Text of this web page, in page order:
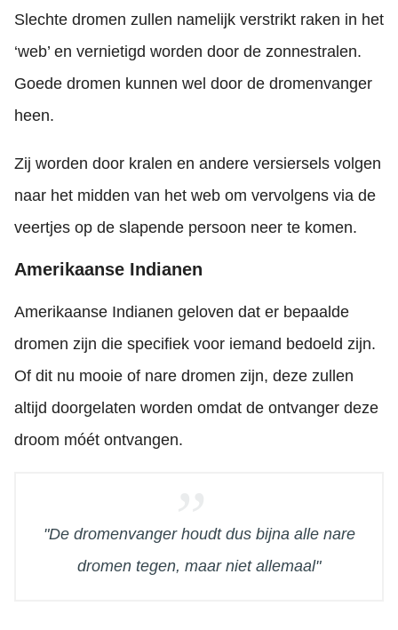
Slechte dromen zullen namelijk verstrikt raken in het
‘web’ en vernietigd worden door de zonnestralen.
Goede dromen kunnen wel door de dromenvanger
heen.
Zij worden door kralen en andere versiersels volgen
naar het midden van het web om vervolgens via de
veertjes op de slapende persoon neer te komen.
Amerikaanse Indianen
Amerikaanse Indianen geloven dat er bepaalde
dromen zijn die specifiek voor iemand bedoeld zijn.
Of dit nu mooie of nare dromen zijn, deze zullen
altijd doorgelaten worden omdat de ontvanger deze
droom móét ontvangen.
"De dromenvanger houdt dus bijna alle nare
dromen tegen, maar niet allemaal"